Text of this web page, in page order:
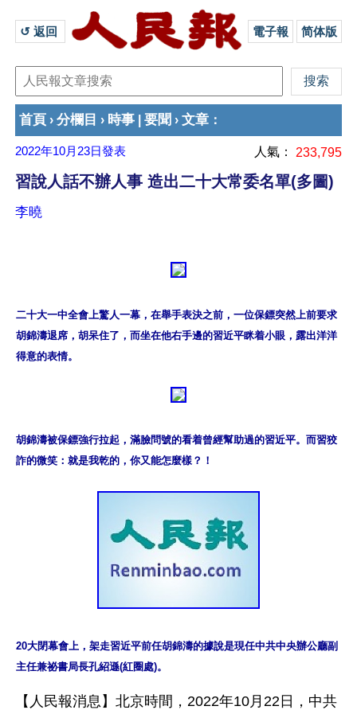
↺ 返回 電子報 简体版
首頁 › 分欄目 › 時事 要聞 › 文章 ：
2022年10月23日發表 人氣： 233,795
習說人話不辦人事 造出二十大常委名單(多圖)
李曉
二十大一中全會上驚人一幕，在舉手表決之前，一位保鏢突然上前要求
胡錦濤退席，胡呆住了，而坐在他右手邊的習近平眯着小眼，露出洋洋
得意的表情。
胡錦濤被保鏢強行拉起，滿臉問號的看着曾經幫助過的習近平。而習狡
詐的微笑：就是我乾的，你又能怎麼樣？！
20大閉幕會上，架走習近平前任胡錦濤的據說是現任中共中央辦公廳副
主任兼祕書局長孔紹遜(紅圈處)。
【人民報消息】北京時間，2022年10月22日，中共